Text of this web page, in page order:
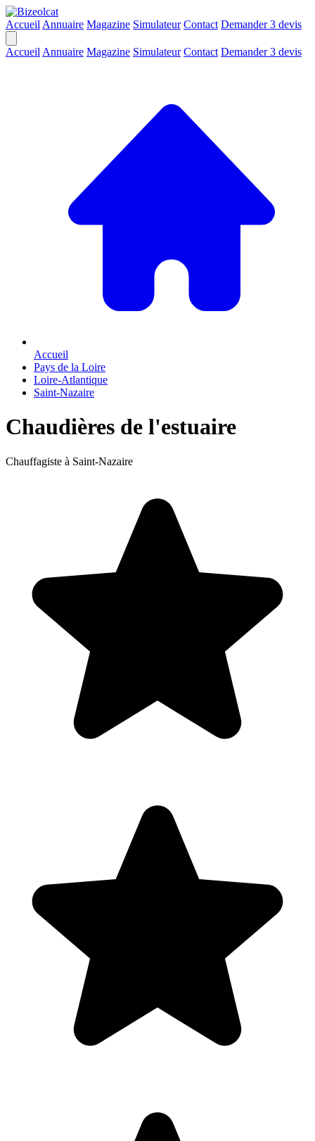
Accueil Annuaire Magazine Simulateur Contact Demander 3 devis
Accueil Annuaire Magazine Simulateur Contact Demander 3 devis
Accueil
Pays de la Loire
Loire-Atlantique
Saint-Nazaire
Chaudières de l'estuaire
Chauffagiste à Saint-Nazaire